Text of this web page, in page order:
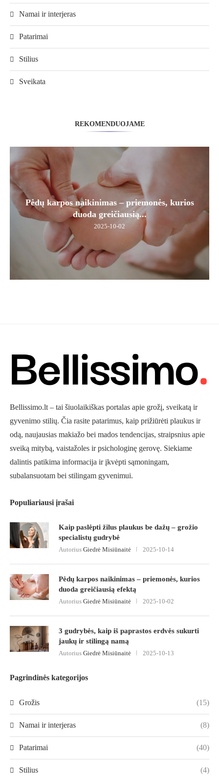
Namai ir interjeras
Patarimai
Stilius
Sveikata
REKOMENDUOJAME
Pėdų karpos naikinimas – priemonės, kurios
duoda greičiausią...
2025-10-02
Bellissimo.lt – tai šiuolaikiškas portalas apie grožį, sveikatą ir
gyvenimo stilių. Čia rasite patarimus, kaip prižiūrėti plaukus ir
odą, naujausias makiažo bei mados tendencijas, straipsnius apie
sveiką mitybą, vaistažoles ir psichologinę gerovę. Siekiame
dalintis patikima informacija ir įkvėpti sąmoningam,
subalansuotam bei stilingam gyvenimui.
Populiariausi įrašai
Kaip paslėpti žilus plaukus be dažų – grožio
specialistų gudrybė
Autorius Giedrė Misiūnaitė 2025-10-14
Pėdų karpos naikinimas – priemonės, kurios
duoda greičiausią efektą
Autorius Giedrė Misiūnaitė 2025-10-02
3 gudrybės, kaip iš paprastos erdvės sukurti
jaukų ir stilingą namą
Autorius Giedrė Misiūnaitė 2025-10-13
Pagrindinės kategorijos
Grožis (15)
Namai ir interjeras (8)
Patarimai (40)
Stilius (4)